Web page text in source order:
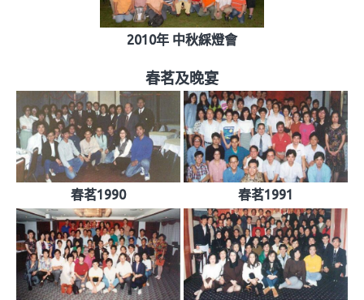
2010年 中秋綵燈會
春茗及晚宴
春茗1990 春茗1991